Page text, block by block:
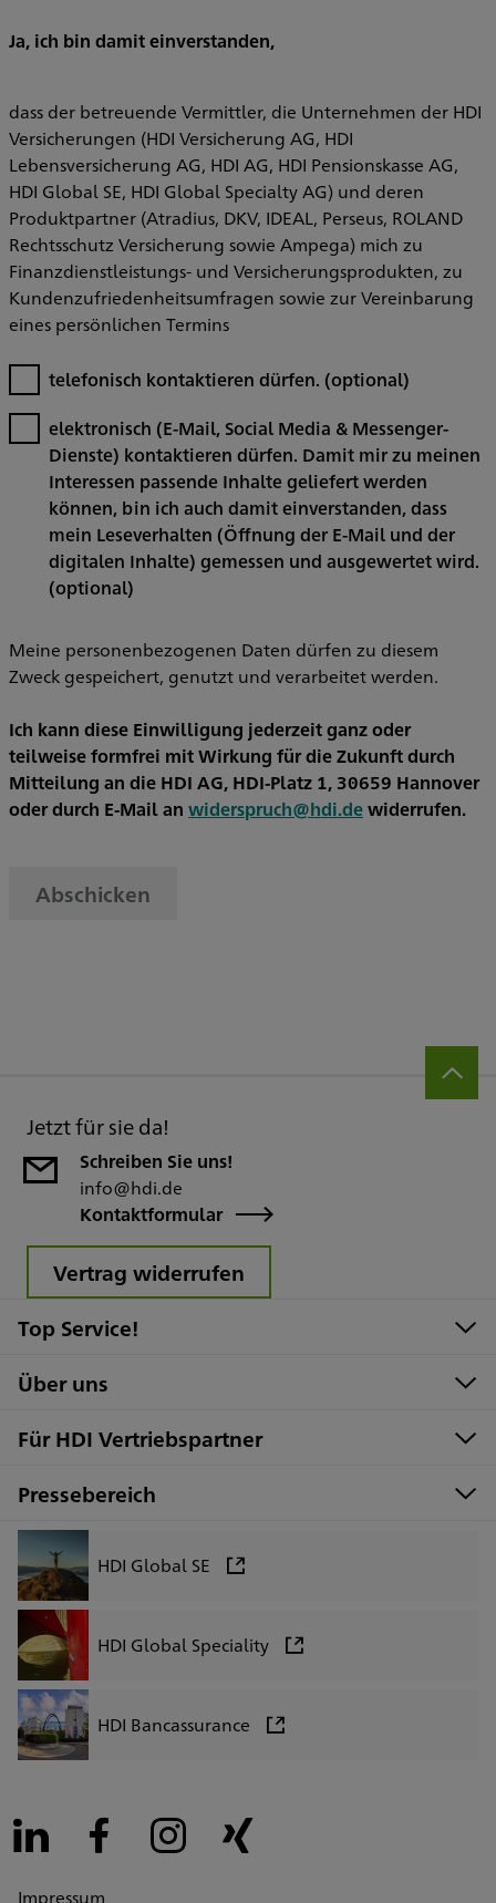
Ja, ich bin damit einverstanden,
dass der betreuende Vermittler, die Unternehmen der HDI
Versicherungen (HDI Versicherung AG, HDI
Lebensversicherung AG, HDI AG, HDI Pensionskasse AG,
HDI Global SE, HDI Global Specialty AG) und deren
Produktpartner (Atradius, DKV, IDEAL, Perseus, ROLAND
Rechtsschutz Versicherung sowie Ampega) mich zu
Finanzdienstleistungs- und Versicherungsprodukten, zu
Kundenzufriedenheitsumfragen sowie zur Vereinbarung
eines persönlichen Termins
telefonisch kontaktieren dürfen. (optional)
elektronisch (E-Mail, Social Media & Messenger-
Dienste) kontaktieren dürfen. Damit mir zu meinen
Interessen passende Inhalte geliefert werden
können, bin ich auch damit einverstanden, dass
mein Leseverhalten (Öffnung der E-Mail und der
digitalen Inhalte) gemessen und ausgewertet wird.
(optional)
Meine personenbezogenen Daten dürfen zu diesem
Zweck gespeichert, genutzt und verarbeitet werden.
Ich kann diese Einwilligung jederzeit ganz oder
teilweise formfrei mit Wirkung für die Zukunft durch
Mitteilung an die HDI AG, HDI-Platz 1, 30659 Hannover
oder durch E-Mail an widerspruch@hdi.dewiderrufen.
Abschicken
Jetzt für sie da!
Schreiben Sie uns!
info@hdi.de
Kontaktformular
Vertrag widerrufen
Top Service!
Über uns
Für HDI Vertriebspartner
Pressebereich
HDI Global SE
HDI Global Speciality
HDI Bancassurance
LinkedIn Facebook Instagram
Impressum